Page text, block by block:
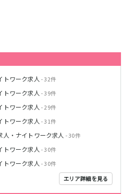
トワーク求人 - 32件
トワーク求人 - 39件
トワーク求人 - 29件
トワーク求人 - 31件
・ナイトワーク求人 - 30件
トワーク求人 - 30件
トワーク求人 - 30件
エリア詳細を見る
横浜
溝の口
福富町・伊勢佐木町
上大岡・戸塚
武蔵小杉
・鷺沼
元住吉・綱島
横浜西部
綾瀬・海老名・座間
荻窪駅
三鷹駅
西荻窪駅